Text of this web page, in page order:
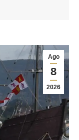
Ago
8
2026